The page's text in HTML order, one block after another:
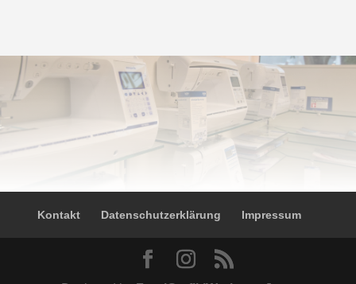
Kontakt Datenschutzerklärung Impressum